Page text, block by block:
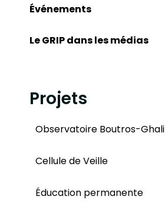
Événements
Le GRIP dans les médias
Projets
Observatoire Boutros-Ghali
Cellule de Veille
Éducation permanente